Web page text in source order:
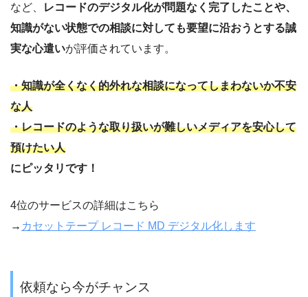
など、
レコードのデジタル化が問題なく完了したことや、
知識がない状態での相談に対しても要望に沿おうとする誠
実な心遣いが評価されています。
・知識が全くなく的外れな相談になってしまわないか不安
な人
・レコードのような取り扱いが難しいメディアを安心して
預けたい人
にピッタリです！
4位のサービスの詳細はこちら
→ カセットテープ レコード MD デジタル化します
依頼なら今がチャンス